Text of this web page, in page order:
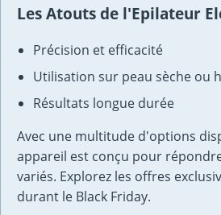
Les Atouts de l'Epilateur
Précision et efficacité
Utilisation sur peau sèche ou
Résultats longue durée
Avec une multitude d'options
appareil est conçu pour
variés. Explorez les offres
durant le Black Friday.